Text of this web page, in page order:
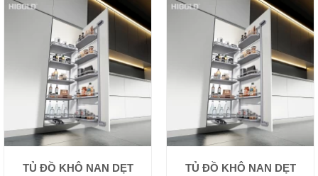
TỦ ĐỒ KHÔ NAN DẸT
TỦ ĐỒ KHÔ NAN DẸT